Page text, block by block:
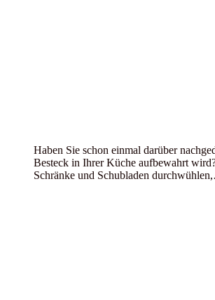
Haben Sie schon einmal darüber
Besteck in Ihrer Küche aufbewahrt
Schränke und Schubladen